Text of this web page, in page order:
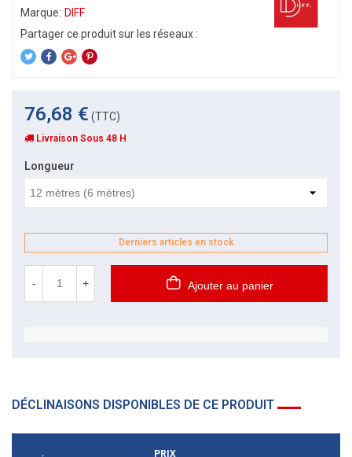
Marque: DIFF
76,68 € (TTC)
Livraison Sous 48 H
Longueur
Derniers articles en stock
- + Ajouter au panier
DÉCLINAISONS DISPONIBLES DE CE PRODUIT
PRIX